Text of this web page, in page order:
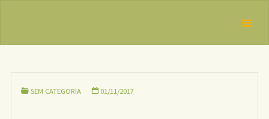
INTERNACIONAL
para
Dois Anos.
SEM CATEGORIA 01/11/2017